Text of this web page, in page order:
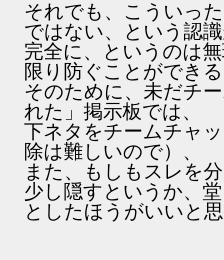
それでも、こういっ
ではない、という認
完全に、というのは
限り防ぐことができ
そのために、未だチ
れた」掲示板では、
下ネタをチームチャ
除は難しいので）、
また、もしもスレを
少し隠すというか、
としたほうがいいと